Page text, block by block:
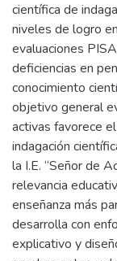
científica de
niveles de logro
evaluaciones
deficiencias en
conocimiento
objetivo general
activas favorece
indagación
la I.E. “Señor de
relevancia
enseñanza más
desarrolla con
explicativo y